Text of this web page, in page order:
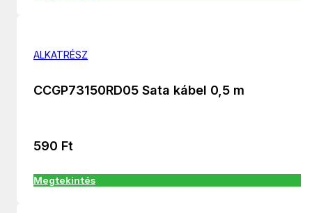
ALKATRÉSZ
CCGP73150RD05 Sata kábel 0,5 m
590 Ft
Megtekintés